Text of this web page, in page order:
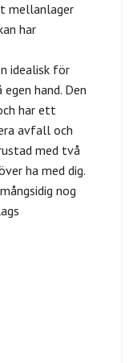
mellanlager
har
idealisk för
hand. Den
har ett
avfall och
med två
ha med dig.
nog